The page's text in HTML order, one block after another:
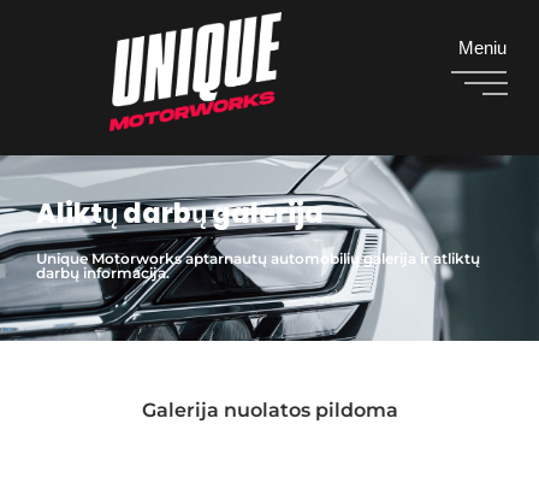
Meniu
Aliktų darbų galerija
Unique Motorworks aptarnautų automobilių galerija ir atliktų
darbų informacija.
Galerija nuolatos pildoma